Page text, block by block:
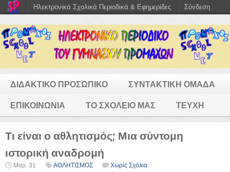
ΔΙΔΑΚΤΙΚΟ ΠΡΟΣΩΠΙΚΟ ΣΥΝΤΑΚΤΙΚΗ ΟΜΑΔΑ
ΕΠΙΚΟΙΝΩΝΙΑ ΤΟ ΣΧΟΛΕΙΟ ΜΑΣ ΤΕΥΧΗ
Τι είναι ο αθλητισμός; Μια σύντομη
ιστορική αναδρομή
Μαρ. 31 ΑΘΛΗΤΙΣΜΟΣ Χωρίς Σχόλια
Ηλεκτρονικά Σχολικά Περιοδικά & Εφημερίδες Σύνδεση